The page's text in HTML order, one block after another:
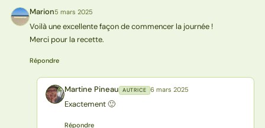
M Marion5 mars 2025
Voilà une excellente façon de commencer la journée !
Merci pour la recette.
Répondre
MP Martine Pineau AUTRICE 6 mars 2025
Exactement 🙂
Répondre